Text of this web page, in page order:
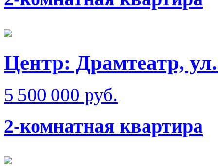
Центр: Драмтеатр,
5 500 000 руб.
2-комнатная квартира